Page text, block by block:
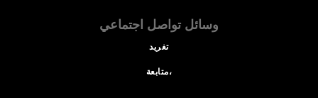
وسائل تواصل اجتماعي
تغريد
متابعة،